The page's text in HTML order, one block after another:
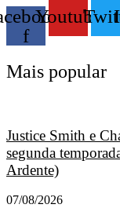
f
Youtube
Mais popular
Justice Smith e
segunda
Ardente)
07/08/2026